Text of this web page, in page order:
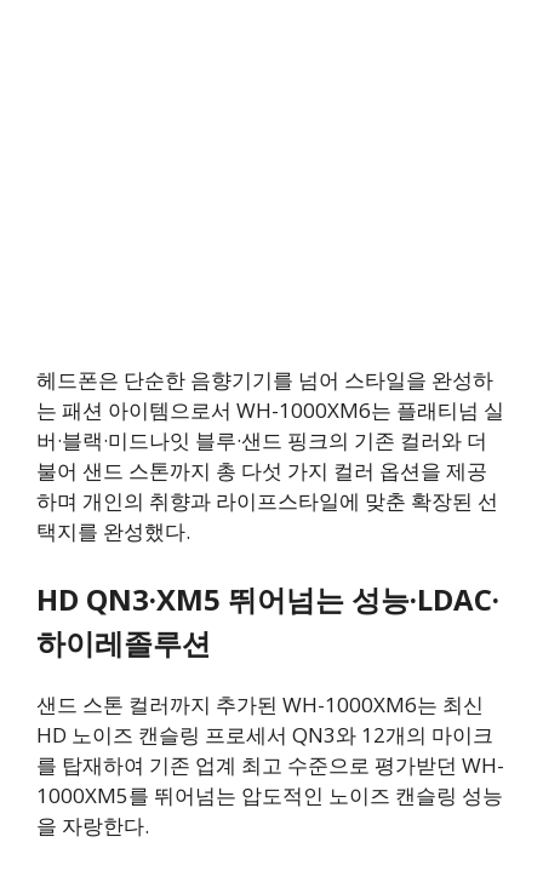
헤드폰은 단순한 음향기기를 넘어 스타일을 완성하
는 패션 아이템으로서 WH-1000XM6는 플래티넘 실
버·블랙·미드나잇 블루·샌드 핑크의 기존 컬러와 더
불어 샌드 스톤까지 총 다섯 가지 컬러 옵션을 제공
하며 개인의 취향과 라이프스타일에 맞춘 확장된 선
택지를 완성했다.
HD QN3·XM5 뛰어넘는 성능·LDAC·
하이레졸루션
샌드 스톤 컬러까지 추가된 WH-1000XM6는 최신
HD 노이즈 캔슬링 프로세서 QN3와 12개의 마이크
를 탑재하여 기존 업계 최고 수준으로 평가받던 WH-
1000XM5를 뛰어넘는 압도적인 노이즈 캔슬링 성능
을 자랑한다.